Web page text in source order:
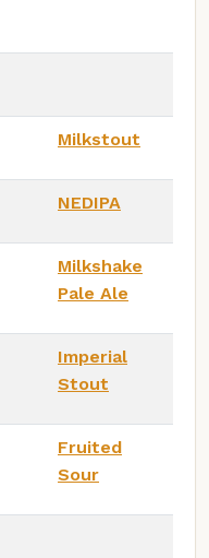
Milkstout
NEDIPA
Milkshake
Pale Ale
Imperial
Stout
Fruited
Sour